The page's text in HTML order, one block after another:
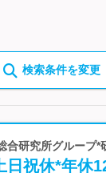
検索条件を変更
研究所グループ*
日祝休*年休